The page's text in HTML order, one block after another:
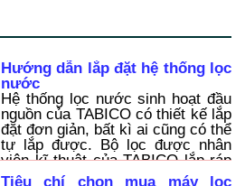
Hướng dẫn lắp đặt hệ thống lọc
nước
Hệ thống lọc nước sinh hoạt đầu
nguồn của TABICO có thiết kế lắp
đặt đơn giản, bất kì ai cũng có thể
tự lắp được. Bộ lọc được nhân
viên kĩ thuật của TABICO lắp ráp
sẳn, về quý khách chỉ cần cấp
Tiêu chí chọn mua máy lọc